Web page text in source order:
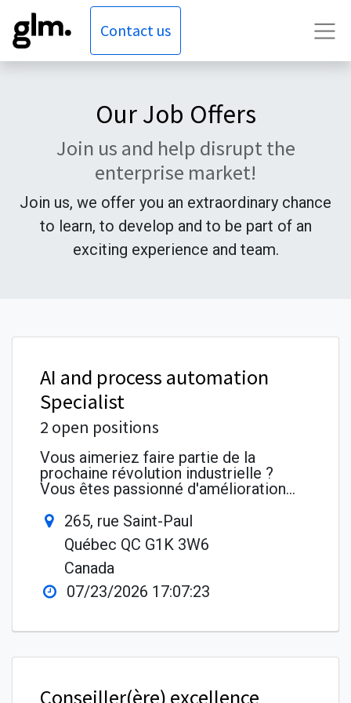
Contact us
Our Job Offers
Join us and help disrupt the
enterprise market!
Join us, we offer you an extraordinary chance
to learn, to develop and to be part of an
exciting experience and team.
AI and process automation
Specialist
2 open positions
Vous aimeriez faire partie de la
prochaine révolution industrielle ?
Vous êtes passionné d'amélioration
Vous avez de l'expérience dans la
gestion du changement ? Votre désir
d'apprendre est insatiable ! Joignez
GLM Conseil, une entreprise conseil en
pleine croissance et au cœur de la
révolution industrielle.
265, rue Saint-Paul
Québec QC G1K 3W6
Canada
07/23/2026 17:07:23
Conseiller(ère) excellence